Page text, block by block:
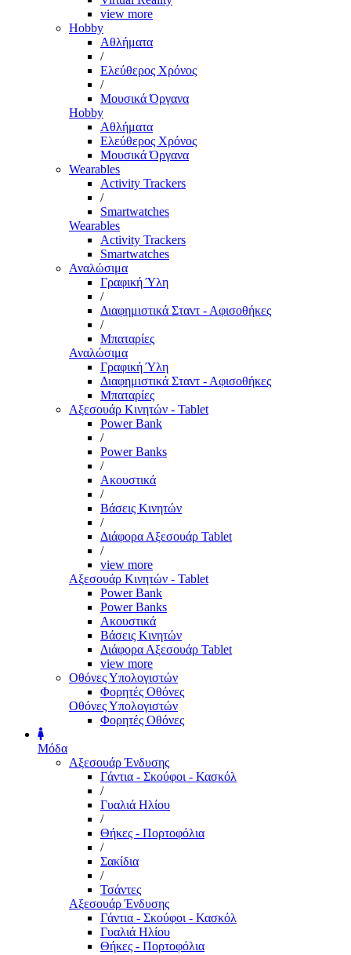
view more
Hobby
Αθλήματα
/
Ελεύθερος Χρόνος
/
Μουσικά Όργανα
Hobby
Αθλήματα
Ελεύθερος Χρόνος
Μουσικά Όργανα
Wearables
Activity Trackers
/
Smartwatches
Wearables
Activity Trackers
Smartwatches
Αναλώσιμα
Γραφική Ύλη
/
Διαφημιστικά Σταντ - Αφισοθήκες
/
Μπαταρίες
Αναλώσιμα
Γραφική Ύλη
Διαφημιστικά Σταντ - Αφισοθήκες
Μπαταρίες
Αξεσουάρ Κινητών - Tablet
Power Bank
/
Power Banks
/
Ακουστικά
/
Βάσεις Κινητών
/
Διάφορα Αξεσουάρ Tablet
/
view more
Αξεσουάρ Κινητών - Tablet
Power Bank
Power Banks
Ακουστικά
Βάσεις Κινητών
Διάφορα Αξεσουάρ Tablet
view more
Οθόνες Υπολογιστών
Φορητές Οθόνες
Οθόνες Υπολογιστών
Φορητές Οθόνες
Μόδα
Αξεσουάρ Ένδυσης
Γάντια - Σκούφοι - Κασκόλ
/
Γυαλιά Ηλίου
/
Θήκες - Πορτοφόλια
/
Σακίδια
/
Τσάντες
Αξεσουάρ Ένδυσης
Γάντια - Σκούφοι - Κασκόλ
Γυαλιά Ηλίου
Θήκες - Πορτοφόλια